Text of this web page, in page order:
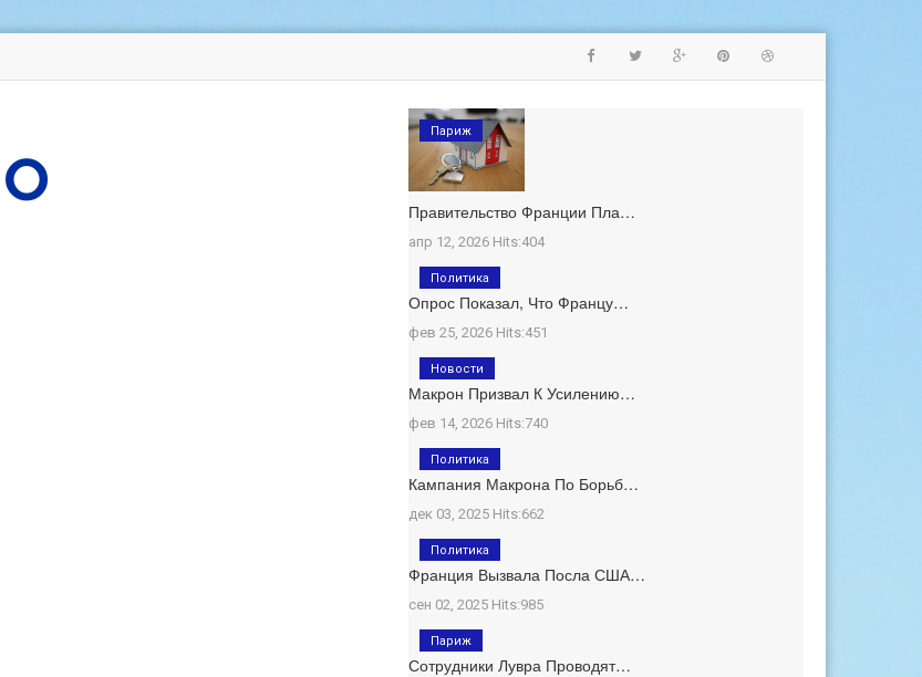
Правительство Франции Пла…
апр 12, 2026 Hits:404
Париж
Опрос Показал, Что Францу…
фев 25, 2026 Hits:451
Политика
Макрон Призвал К Усилению…
фев 14, 2026 Hits:740
Новости
Кампания Макрона По Борьб…
дек 03, 2025 Hits:662
Политика
Франция Вызвала Посла США…
сен 02, 2025 Hits:985
Политика
Сотрудники Лувра Проводят…
Париж